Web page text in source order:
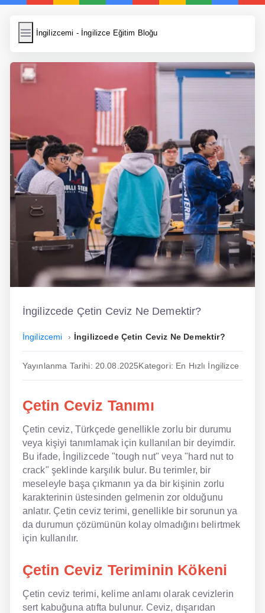
İngilizcemi - İngilizce Eğitim Bloğu
İngilizcemi
Wordpress Cache
Anasayfa
İngilizce Yemek Tarifleri
İngilizce Şarkı Sözleri
5 Günde İngilizce
Bilinçaltı İngilizce
İngilizce Biyografiler
İngilizce
Dil Eğitimi
Dil Kursu
En Ucuz İngilizce
En Uygun İngilizce
Hipnozla İngilizce
Hızlı İngilizce
İngilizce Kursu Yorum
İngilizce Kursu
Online İngilizce
İngilizcede Çetin Ceviz Ne Demektir?
İngilizcemi İngilizcede Çetin Ceviz Ne Demektir?
Yayınlanma Tarihi: 20.08.2025Kategori: En Hızlı İngilizce
Çetin Ceviz Tanımı
Çetin ceviz, Türkçede genellikle zorlu bir durumu
veya kişiyi tanımlamak için kullanılan bir deyimdir.
Bu ifade, İngilizcede "tough nut" veya "hard nut to
crack" şeklinde karşılık bulur. Bu terimler, bir
meseleyle başa çıkmanın ya da bir kişinin zorlu
karakterinin üstesinden gelmenin zor olduğunu
anlatır. Çetin ceviz terimi, genellikle bir sorunun ya
da durumun çözümünün kolay olmadığını belirtmek
için kullanılır.
Çetin Ceviz Teriminin Kökeni
Çetin ceviz terimi, kelime anlamı olarak cevizlerin
sert kabuğuna atıfta bulunur. Ceviz, dışarıdan